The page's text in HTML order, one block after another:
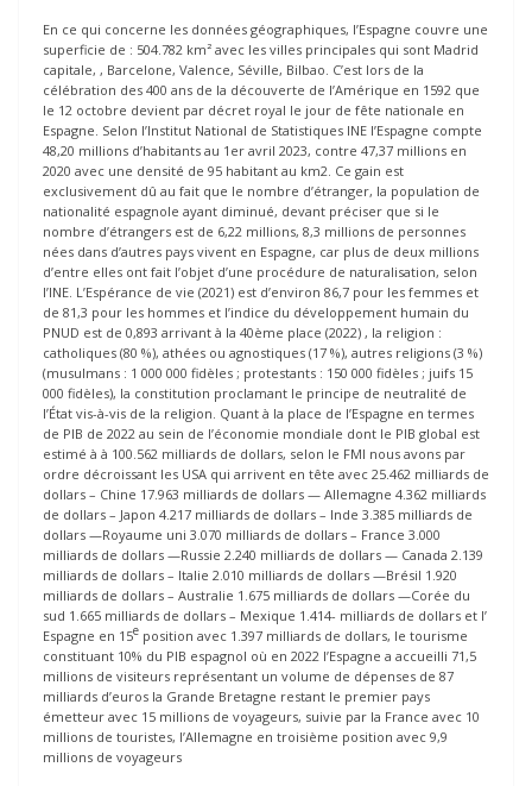
En ce qui concerne les données géographiques, l’Espagne couvre une
superficie de : 504.782 km² avec les villes principales qui sont Madrid
capitale, , Barcelone, Valence, Séville, Bilbao. C’est lors de la
célébration des 400 ans de la découverte de l’Amérique en 1592 que
le 12 octobre devient par décret royal le jour de fête nationale en
Espagne. Selon l’Institut National de Statistiques INE l’Espagne compte
48,20 millions d’habitants au 1er avril 2023, contre 47,37 millions en
2020 avec une densité de 95 habitant au km2. Ce gain est
exclusivement dû au fait que le nombre d’étranger, la population de
nationalité espagnole ayant diminué, devant préciser que si le
nombre d’étrangers est de 6,22 millions, 8,3 millions de personnes
nées dans d’autres pays vivent en Espagne, car plus de deux millions
d’entre elles ont fait l’objet d’une procédure de naturalisation, selon
l’INE. L’Espérance de vie (2021) est d’environ 86,7 pour les femmes et
de 81,3 pour les hommes et l’indice du développement humain du
PNUD est de 0,893 arrivant à la 40ème place (2022) , la religion :
catholiques (80 %), athées ou agnostiques (17 %), autres religions (3 %)
(musulmans : 1 000 000 fidèles ; protestants : 150 000 fidèles ; juifs 15
000 fidèles), la constitution proclamant le principe de neutralité de
l’État vis-à-vis de la religion. Quant à la place de l’Espagne en termes
de PIB de 2022 au sein de l’économie mondiale dont le PIB global est
estimé à à 100.562 milliards de dollars, selon le FMI nous avons par
ordre décroissant les USA qui arrivent en tête avec 25.462 milliards de
dollars – Chine 17.963 milliards de dollars — Allemagne 4.362 milliards
de dollars – Japon 4.217 milliards de dollars – Inde 3.385 milliards de
dollars —Royaume uni 3.070 milliards de dollars – France 3.000
milliards de dollars —Russie 2.240 milliards de dollars — Canada 2.139
milliards de dollars – Italie 2.010 milliards de dollars —Brésil 1.920
milliards de dollars – Australie 1.675 milliards de dollars —Corée du
sud 1.665 milliards de dollars – Mexique 1.414- milliards de dollars et l’
Espagne en 15e position avec 1.397 milliards de dollars, le tourisme
constituant 10% du PIB espagnol où en 2022 l’Espagne a accueilli 71,5
millions de visiteurs représentant un volume de dépenses de 87
milliards d’euros la Grande Bretagne restant le premier pays
émetteur avec 15 millions de voyageurs, suivie par la France avec 10
millions de touristes, l’Allemagne en troisième position avec 9,9
millions de voyageurs